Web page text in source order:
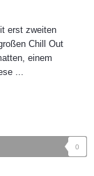
erst zweiten
Chill Out
einem
...
0